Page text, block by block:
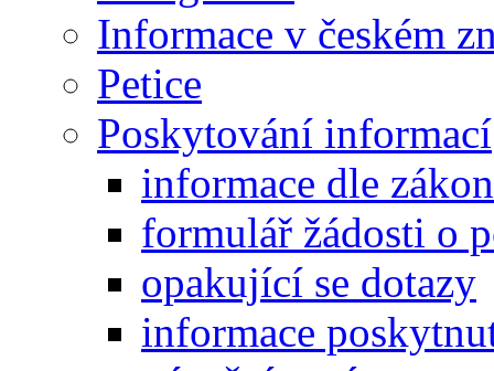
Informace v českém
Petice
Poskytování informací
informace dle
formulář žádosti o
opakující se dotazy
informace